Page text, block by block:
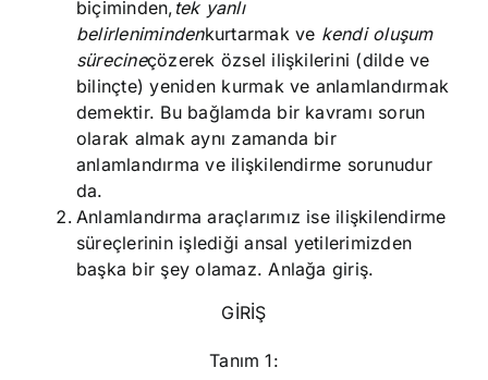
biçiminden, tek yanlı
belirlenimindenkurtarmak ve kendi oluşum
sürecineçözerek özsel ilişkilerini (dilde ve
bilinçte) yeniden kurmak ve anlamlandırmak
demektir. Bu bağlamda bir kavramı sorun
olarak almak aynı zamanda bir
anlamlandırma ve ilişkilendirme sorunudur
da.
Anlamlandırma araçlarımız ise ilişkilendirme
süreçlerinin işlediği ansal yetilerimizden
başka bir şey olamaz. Anlağa giriş.
GİRİŞ
Tanım 1: